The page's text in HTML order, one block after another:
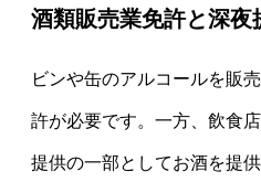
酒類販売業免許と深夜
ビンや缶のアルコールを販
許が必要です。一方、飲食
提供の一部としてお酒を提